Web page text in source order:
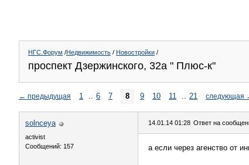
НГС.Форум /Недвижимость / Новостройки /
проспект Дзержинского, 32а " Плюс-к"
← предыдущая 1 .. 6 7 8 9 10 11 .. 21 следующая
solnceya
activist
Сообщений: 157
14.01.14 01:28 Ответ на
а если через агенство от